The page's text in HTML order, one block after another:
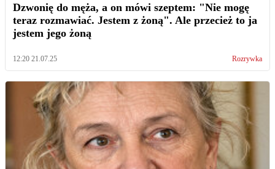
Dzwonię do męża, a on mówi szeptem: "Nie mogę
teraz rozmawiać. Jestem z żoną". Ale przecież to ja
jestem jego żoną
12:20 21.07.25 Rozrywka